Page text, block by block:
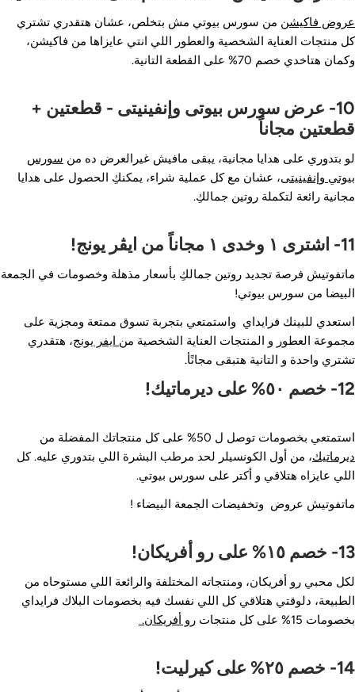
فاكيشنمن سورس بيوتي مش بتخلص، عشان هتقدري تشتري
منتجات العناية الشخصية والعطور اللي انتي عايزاها من فاكيشن،
هتاخدي خصم 70% على القطعة التانية.
10- عرض سورس بيوتى وإنفينيتى - قطعتين +
مجاناً
بتدوري على هدايا مجانية، يبقى مافيش غيرالعرض ده من سورس
وإنفينيتى ، عشان مع كل عملية شراء، يمكنكِ الحصول على هدايا
رائعة لتكملة روتين جمالكِ.
من ايڤر يونج!
فرصة تجديد روتين جمالكِ بأسعار مذهلة وخصومات في الجمعة
من سورس بيوتي!
للبينك فرايداي واستمتعي بتجربة تسوق ممتعة ومجزية على
العطور و المنتجات العناية الشخصية منايفر يونج، هتقدري
واحدة و التانية هتبقى مجانًأ.
على ديرماتيك!
بخصومات توصل ل 50% على كل منتجاتك المفضلة من
، من أول الكونسيلر لحد مرطب البشرة اللي بتدوري عليه. كل
عايزاه هتلاقي و أكتر على سورس بيوتي.
عروض وتخفيضات الجمعة البيضاء !
رو أفريكان!
محبي رو أفريكان، ومنتجاته المختلفة والرائعة اللي مستوحاه من
دلوقتي هتلاقي كل اللي نفسك فيه بخصومات البلاك فرايداي
15% على كل منتجات
رو أفريكان.
على كيرليت!